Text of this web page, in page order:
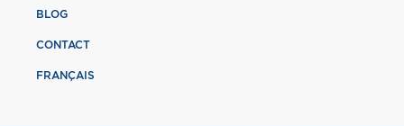
BLOG
CONTACT
FRANÇAIS